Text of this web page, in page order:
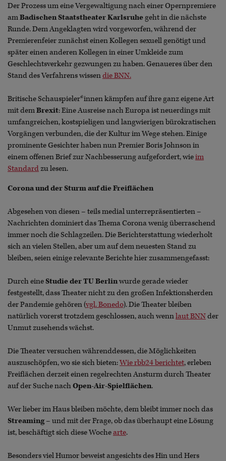
Der Prozess um eine Vergewaltigung nach einer Opernpremiere
amBadischen Staatstheater Karlsruhegeht in die nächste
Runde. Dem Angeklagten wird vorgeworfen, während der
Premierenfeier zunächst einen Kollegen sexuell genötigt und
später einen anderen Kollegen in einer Umkleide zum
Geschlechtsverkehr gezwungen zu haben. Genaueres über den
Stand des Verfahrens wissendie BNN.
Britische Schauspieler*innen kämpfen auf ihre ganz eigene Art
mit demBrexit: Eine Ausreise nach Europa ist neuerdings mit
umfangreichen, kostspieligen und langwierigen bürokratischen
Vorgängen verbunden, die der Kultur im Wege stehen. Einige
prominente Gesichter haben nun Premier Boris Johnson in
einem offenen Brief zur Nachbesserung aufgefordert, wieim
Standardzu lesen.
Corona und der Sturm auf die Freiflächen
Abgesehen von diesen – teils medial unterrepräsentierten –
Nachrichten dominiert das Thema Corona wenig überraschend
immer noch die Schlagzeilen. Die Berichterstattung wiederholt
sich an vielen Stellen, aber um auf dem neuesten Stand zu
bleiben, seien einige relevante Berichte hier zusammengefasst:
Durch eineStudie der TU Berlinwurde gerade wieder
festgestellt, dass Theater nicht zu den großen Infektionsherden
der Pandemie gehören (vgl. Bonedo). Die Theater bleiben
natürlich vorerst trotzdem geschlossen, auch wennlaut BNNder
Unmut zusehends wächst.
Die Theater versuchen währenddessen, die Möglichkeiten
auszuschöpfen, wo sie sich bieten:Wie rbb24 berichtet, erleben
Freiflächen derzeit einen regelrechten Ansturm durch Theater
auf der Suche nachOpen-Air-Spielflächen.
Wer lieber im Haus bleiben möchte, dem bleibt immer noch das
Streaming– und mit der Frage, ob das überhaupt eine Lösung
ist, beschäftigt sich diese Wochearte.
Besonders viel Humor beweist angesichts des Hin und Hers